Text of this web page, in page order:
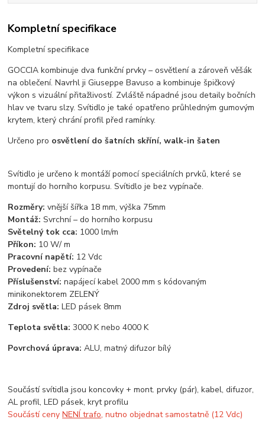
Kompletní specifikace
Kompletní specifikace
GOCCIA kombinuje dva funkční prvky – osvětlení a zároveň věšák
na oblečení. Navrhl ji Giuseppe Bavuso a kombinuje špičkový
výkon s vizuální přitažlivostí. Zvláště nápadné jsou detaily bočních
hlav ve tvaru slzy. Svítidlo je také opatřeno průhledným gumovým
krytem, který chrání profil před ramínky.
Určeno pro osvětlení do šatních skříní, walk-in šaten
Svítidlo je určeno k montáží pomocí speciálních prvků, které se
montují do horního korpusu. Svítidlo je bez vypínače.
Rozměry: vnější šířka 18 mm, výška 75mm
Montáž: Svrchní – do horního korpusu
Světelný tok cca: 1000 lm/m
Příkon: 10 W/ m
Pracovní napětí: 12 Vdc
Provedení:bez vypínače
Příslušenství:napájecí kabel 2000 mm s kódovaným
minikonektorem ZELENÝ
Zdroj světla:LED pásek 8mm
Teplota světla:3000 K nebo 4000 K
Povrchová úprava: ALU, matný difuzor bílý
Součástí svítidla jsou koncovky + mont. prvky (pár), kabel, difuzor,
AL profil, LED pásek, kryt profilu
Součástí cenyNENÍ trafo, nutno objednat samostatně (12 Vdc)